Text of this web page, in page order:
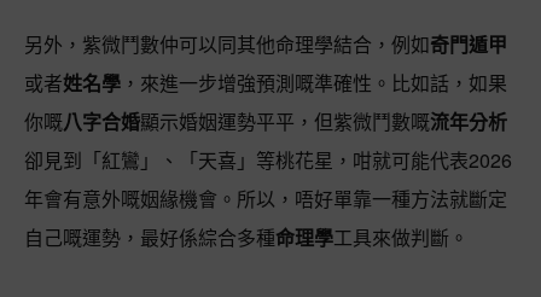
另外，紫微鬥數仲可以同其他命理學結合，例如奇門遁甲
或者姓名學 ，來進一步增強預測嘅準確性。比如話，如果
你嘅八字合婚顯示婚姻運勢平平，但紫微鬥數嘅流年分析
卻見到「紅鸞」、「天喜」等桃花星，咁就可能代表2026
年會有意外嘅姻緣機會。所以，唔好單靠一種方法就斷定
自己嘅運勢，最好係綜合多種命理學工具來做判斷。